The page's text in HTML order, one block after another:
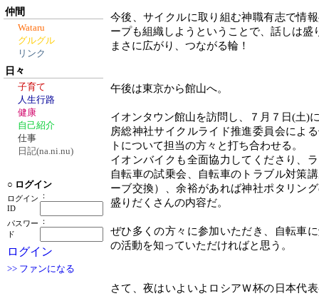
仲間
Wataru
グルグル
リンク
日々
子育て
人生行路
健康
自己紹介
仕事
日記(na.ni.nu)
○ ログイン
ログイン
ID
：
パスワー
ド
：
ログイン
>> ファンになる
今後、サイクルに取り組む神職有志で情
ープも組織しようということで、話しは盛
まさに広がり、つながる輪！
午後は東京から館山へ。
イオンタウン館山を訪問し、７月７日(土)
房総神社サイクルライド推進委員会によ
トについて担当の方々と打ち合わせる。
イオンバイクも全面協力してくださり、
自転車の試乗会、自転車のトラブル対策
ーブ交換）、余裕があれば神社ポタリン
盛りだくさんの内容だ。
ぜひ多くの方々に参加いただき、自転車
の活動を知っていただければと思う。
さて、夜はいよいよロシアＷ杯の日本代